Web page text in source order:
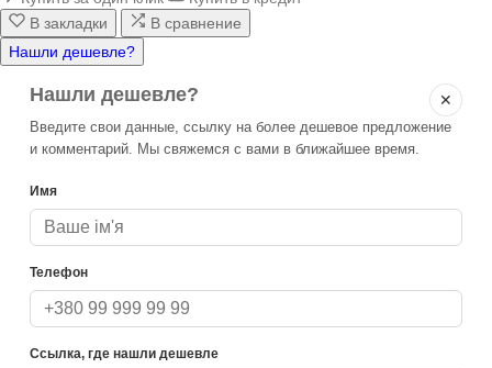
В закладки
В сравнение
Нашли дешевле?
✕
Нашли дешевле?
Введите свои данные, ссылку на более дешевое предложение
и комментарий. Мы свяжемся с вами в ближайшее время.
Имя
Телефон
Ссылка, где нашли дешевле